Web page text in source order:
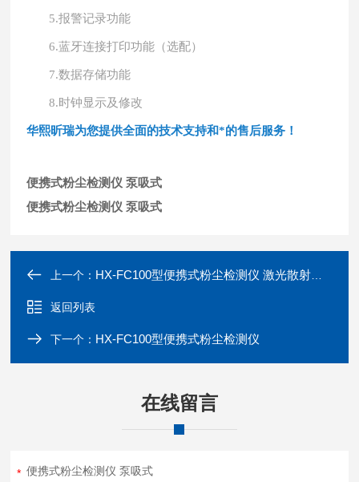
5.报警记录功能
6.蓝牙连接打印功能（选配）
7.数据存储功能
8.时钟显示及修改
华熙昕瑞为您提供全面的技术支持和*的售后服务！
便携式粉尘检测仪 泵吸式
便携式粉尘检测仪 泵吸式
上一个： HX-FC100型便携式粉尘检测仪 激光散射原理
返回列表
下一个： HX-FC100型便携式粉尘检测仪
在线留言